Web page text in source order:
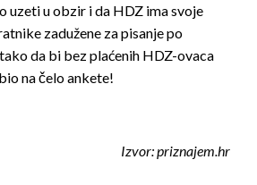
uzeti u obzir i da HDZ ima svoje
zadužene za pisanje po
da bi bez plaćenih HDZ-ovaca
na čelo ankete!
Izvor: priznajem.hr